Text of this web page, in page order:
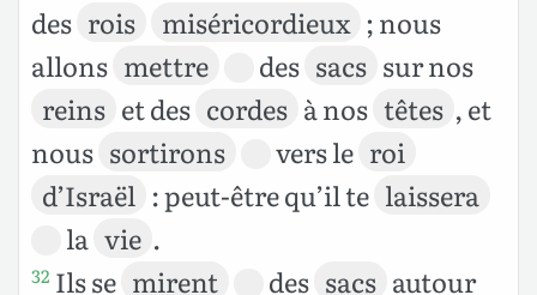
des rois miséricordieux ; nous
allons mettre des sacs sur nos
reins et des cordes à nos têtes , et
nous sortirons vers le roi
d’Israël : peut-être qu’il te laissera
la vie .
32 Ils se mirent des sacs autour